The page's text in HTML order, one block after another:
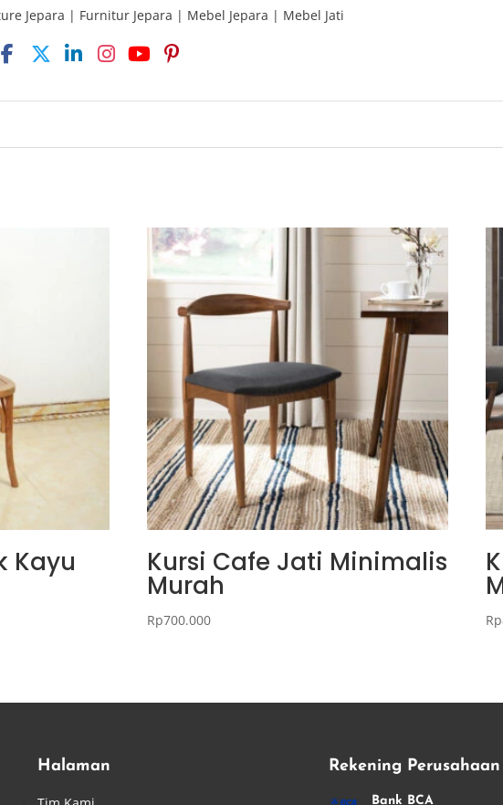
Jepara | Furnitur Jepara | Mebel Jepara | Mebel Jati
Kayu Kursi Cafe Jati Minimalis
Murah
Rp700.000 Rp
Halaman Rekening Perusahaan
Bank BCA